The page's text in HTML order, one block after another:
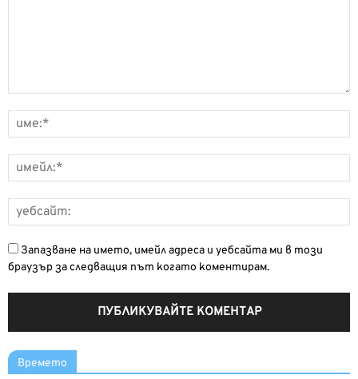
Запазване на името, имейл адреса и уебсайта ми в този
браузър за следващия път когато коментирам.
Времето